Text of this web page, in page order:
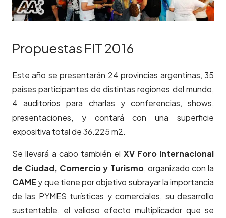
Propuestas FIT 2016
Este año se presentarán 24 provincias argentinas, 35
países participantes de distintas regiones del mundo,
4 auditorios para charlas y conferencias, shows,
presentaciones, y contará con una superficie
expositiva total de 36.225 m2.
Se llevará a cabo también el XV Foro Internacional
de Ciudad, Comercio y Turismo, organizado con la
CAME y que tiene por objetivo subrayar la importancia
de las PYMES turísticas y comerciales, su desarrollo
sustentable, el valioso efecto multiplicador que se